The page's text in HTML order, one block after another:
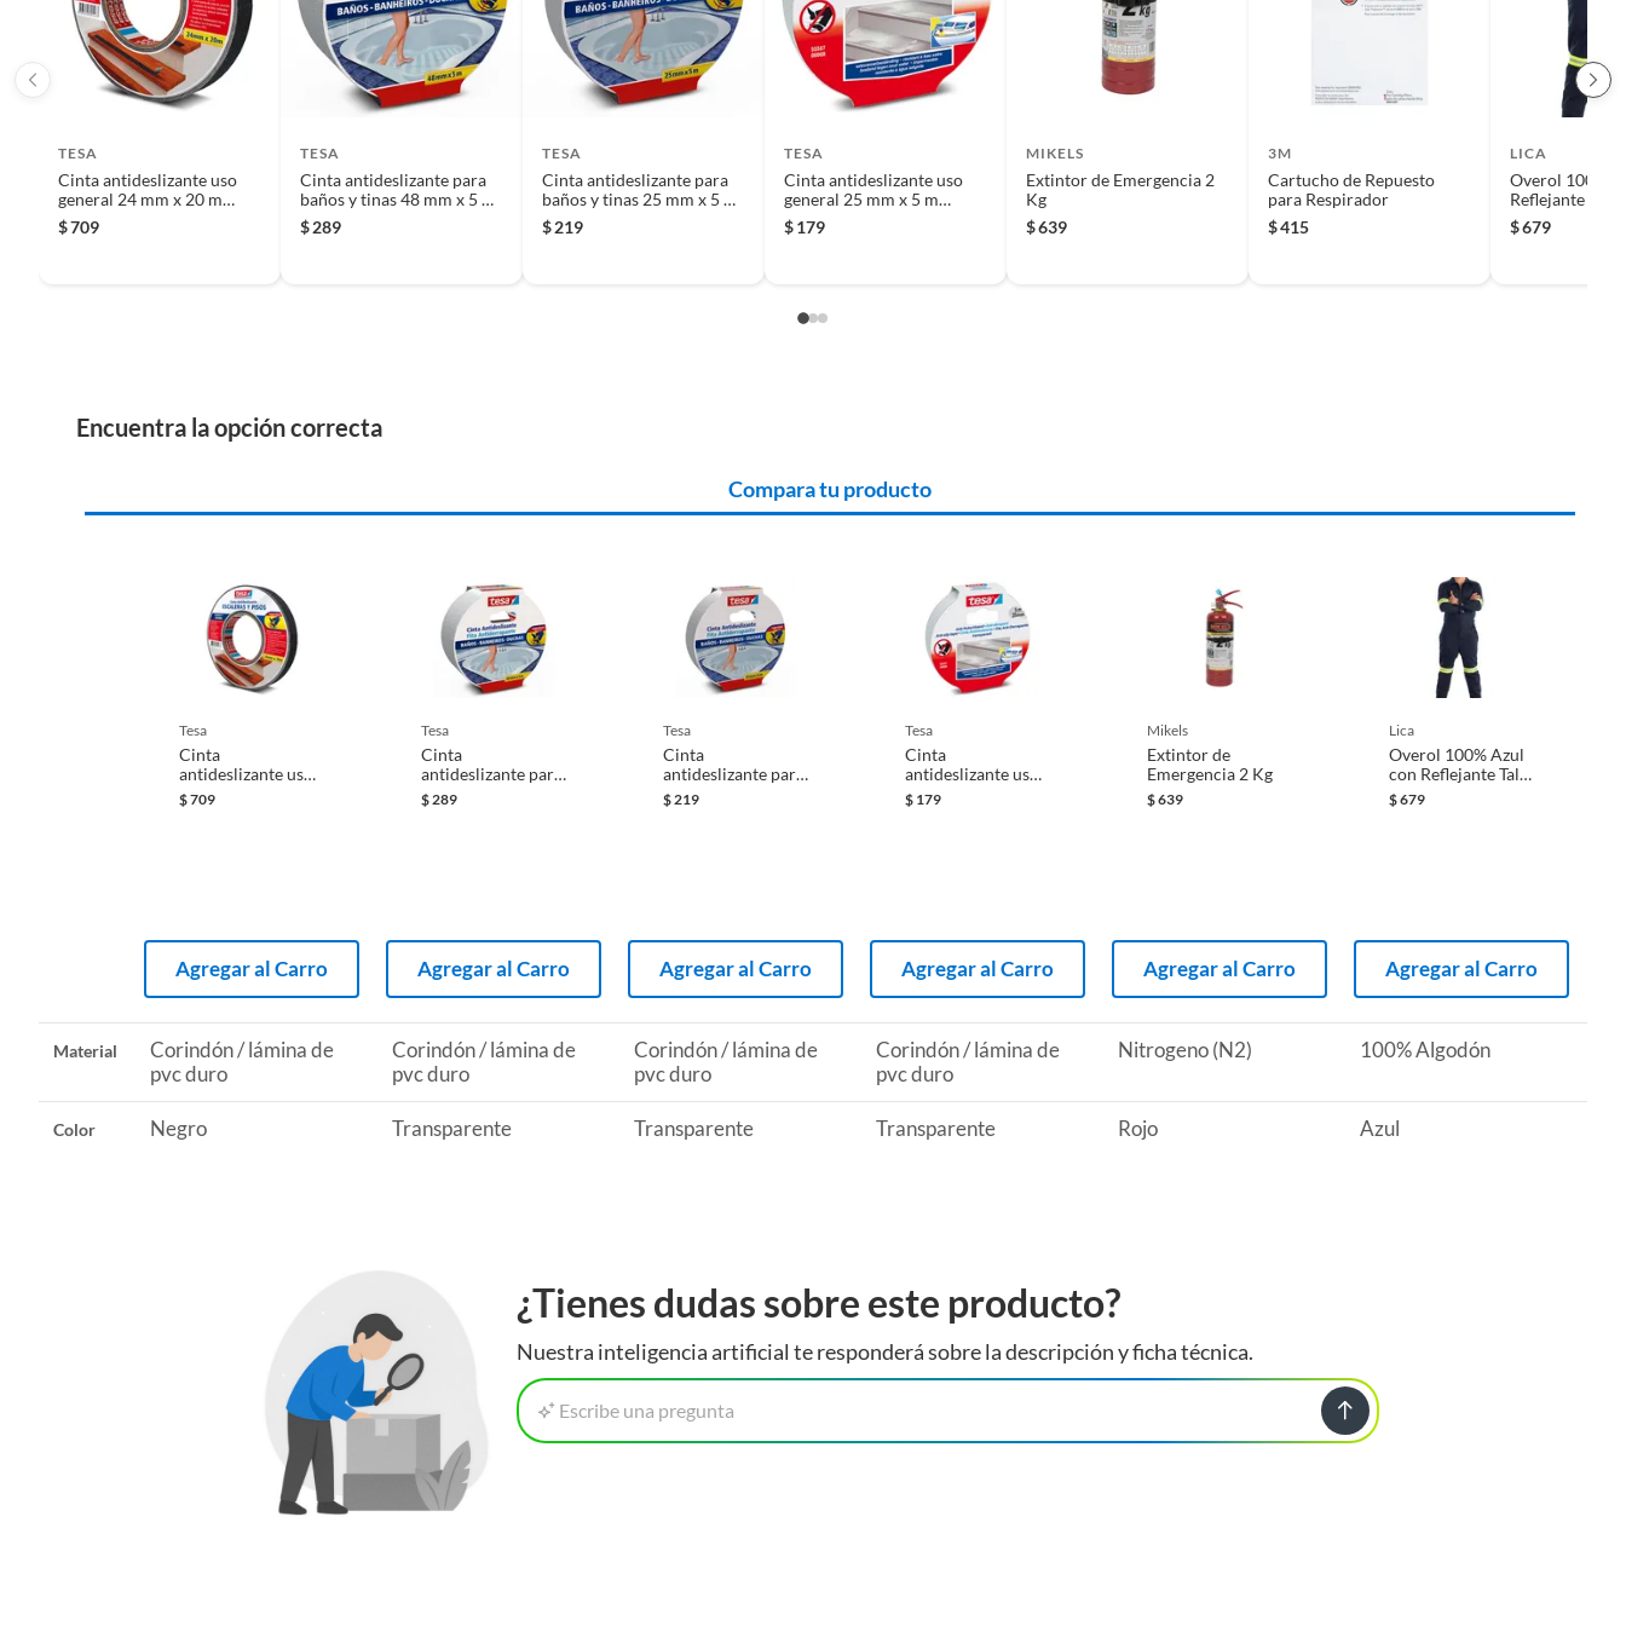
Iniciaremos el reembolso de tu dinero cuando recibamos el producto.
TESA
Cinta antideslizante uso
general 24 mm x 20 m
negra
$709
TESA
Cinta antideslizante para
baños y tinas 48 mm x 5 m
transparente
$289
TESA
Cinta antideslizante para
baños y tinas 25 mm x 5 m
transparente
$219
TESA
Cinta antideslizante uso
general 25 mm x 5 m
transparente
$179
MIKELS
Extintor de Emergencia 2
Kg
$639
3M
Cartucho de Repuesto
para Respirador
$415
LICA
Overol 100%
Reflejante
$679
Encuentra la opción correcta
Compara tu producto
tesa
Cinta
antideslizante uso
general 24 mm x
20 m negra
$709
Agregar al Carro
tesa
Cinta
antideslizante para
baños y tinas 48
mm x 5 m
$ 289
Agregar al Carro
tesa
Cinta
antideslizante para
baños y tinas 25
mm x 5 m
$ 219
Agregar al Carro
tesa
Cinta
antideslizante uso
general 25 mm x 5
m transparente
$ 179
Agregar al Carro
mikels
Extintor de
Emergencia 2 Kg
$639
Agregar al Carro
lica
Overol 100% Azul
con Reflejante Talla
Mediano M
$679
Agregar al Carro
Material
Corindón / lámina de
pvc duro
Corindón / lámina de
pvc duro
Corindón / lámina de
pvc duro
Corindón / lámina de
pvc duro
Nitrogeno (N2) 100% Algodón
Color Negro Transparente Transparente Transparente Rojo Azul
¿Tienes dudas sobre este producto?
Nuestra inteligencia artificial te responderá sobre la descripción y ficha técnica.
Escribe una pregunta